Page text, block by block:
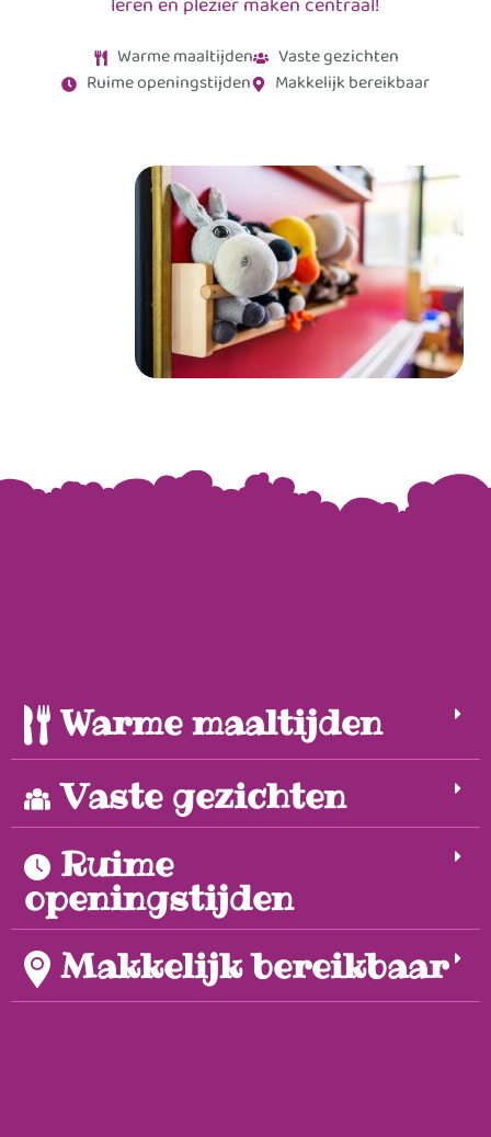
leren en plezier maken centraal!
Warme maaltijden
Vaste gezichten
Ruime openingstijden
Makkelijk bereikbaar
Warme maaltijden
Vaste gezichten
Ruime
openingstijden
Makkelijk bereikbaar